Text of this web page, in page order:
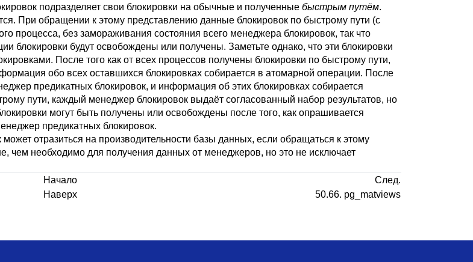
подразделяет свои блокировки на обычные и полученные быстрым путём.
При обращении к этому представлению данные блокировок по быстрому пути (с
процесса, без замораживания состояния всего менеджера блокировок, так что
блокировки будут освобождены или получены. Заметьте однако, что эти блокировки
После того как от всех процессов получены блокировки по быстрому пути,
обо всех оставшихся блокировках собирается в атомарной операции. После
предикатных блокировок, и информация об этих блокировках собирается
пути, каждый менеджер блокировок выдаёт согласованный набор результатов, но
могут быть получены или освобождены после того, как опрашивается
предикатных блокировок.
отразиться на производительности базы данных, если обращаться к этому
чем необходимо для получения данных от менеджеров, но это не исключает
Начало
След.
Наверх 50.66. pg_matviews